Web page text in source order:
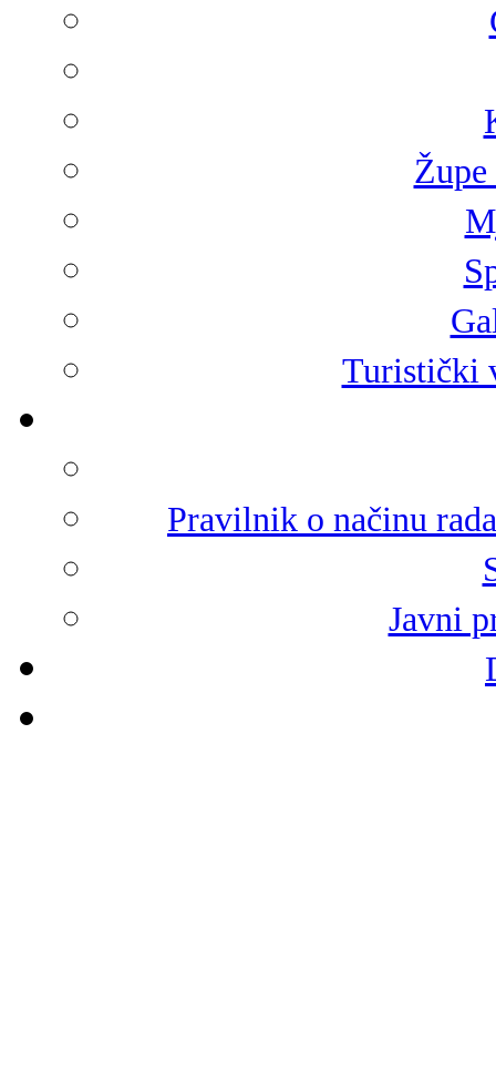
Turistički
Pravilnik o načinu
Javni